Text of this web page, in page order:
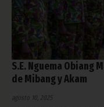
S.E. Nguema Obiang
de Mibang y Akam
agosto 10, 2025